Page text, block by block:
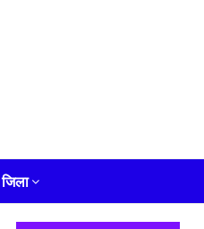
जिला